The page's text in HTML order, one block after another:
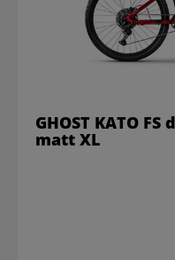
GHOST KATO
matt XL